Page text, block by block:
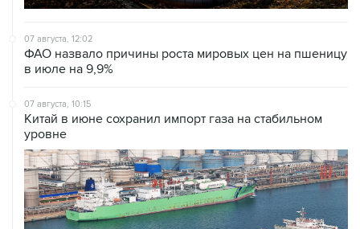
07 августа, 12:02
ФАО назвало причины роста мировых цен на пшеницу
в июле на 9,9%
07 августа, 10:15
Китай в июне сохранил импорт газа на стабильном
уровне